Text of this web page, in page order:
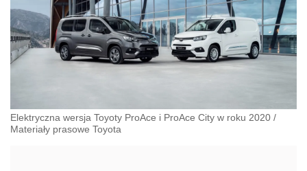
Elektryczna wersja Toyoty ProAce i ProAce City w roku 2020 /
Materiały prasowe Toyota